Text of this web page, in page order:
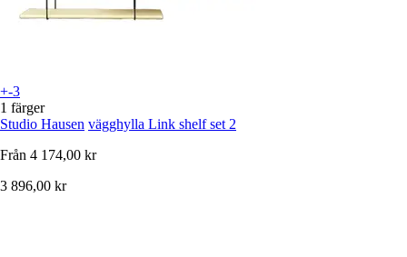
+-3
1 färger
Studio Hausen vägghylla Link shelf set 2
Från 4 174,00 kr
3 896,00 kr